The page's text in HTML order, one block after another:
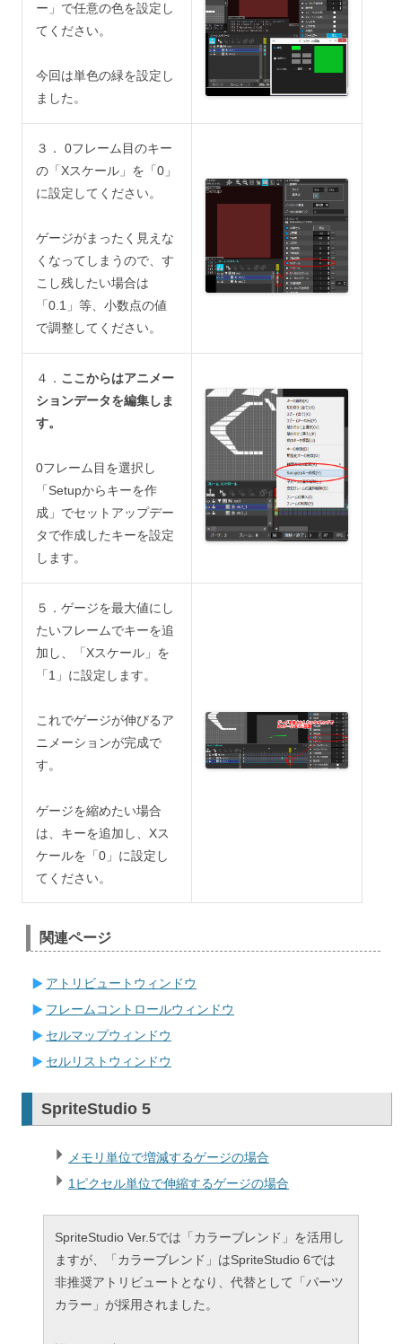
ー」で任意の色を設定し
てください。
今回は単色の緑を設定し
ました。
３． 0フレーム目のキー
の「Xスケール」を「0」
に設定してください。
ゲージがまったく見えな
くなってしまうので、す
こし残したい場合は
「0.1」等、小数点の値
で調整してください。
４． ここからはアニメー
ションデータを編集しま
す。
0フレーム目を選択し
「Setupからキーを作
成」でセットアップデー
タで作成したキーを設定
します。
５．ゲージを最大値にし
たいフレームでキーを追
加し、「Xスケール」を
「1」に設定します。
これでゲージが伸びるア
ニメーションが完成で
す。
ゲージを縮めたい場合
は、キーを追加し、Xス
ケールを「0」に設定し
てください。
関連ページ
アトリビュートウィンドウ
フレームコントロールウィンドウ
セルマップウィンドウ
セルリストウィンドウ
SpriteStudio 5
メモリ単位で増減するゲージの場合
1ピクセル単位で伸縮するゲージの場合
SpriteStudio Ver.5では「カラーブレンド」を活用し
ますが、「カラーブレンド」はSpriteStudio 6では
非推奨アトリビュートとなり、代替として「パーツ
カラー」が採用されました。